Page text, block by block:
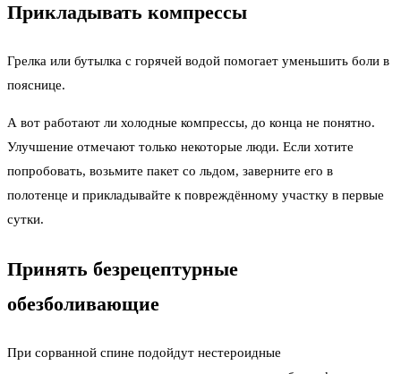
Прикладывать компрессы
Грелка или бутылка с горячей водой помогает уменьшить боли в
пояснице.
А вот работают ли холодные компрессы, до конца не понятно.
Улучшение отмечают только некоторые люди. Если хотите
попробовать, возьмите пакет со льдом, заверните его в
полотенце и прикладывайте к повреждённому участку в первые
сутки.
Принять безрецептурные
обезболивающие
При сорванной спине подойдут нестероидные